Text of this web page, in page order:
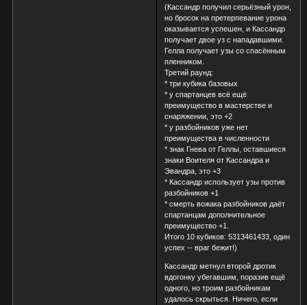
(Кассандр получил серьёзный урон,
но бросок на претерпевание урона
оказывается успешен, и Кассандр
получает двое уз с нападавшими.
Гелла получает узы со спасённым
пленником.
Третий раунд:
* три кубика базовых
* у спартанцев всё ещё
преимущество в мастерстве и
снаряжении, это +2
* у разбойников уже нет
преимущества в численности
* знак Гнева от Геллы, оставшиеся
знаки Воителя от Кассандра и
Эвандра, это +3
* Кассандр использует узы против
разбойников +1
* смерть вожака разбойников даёт
спартанцам дополнительное
преимущество +1.
Итого 10 кубиков: 5313461433, один
успех -- враг бежит!)
Кассандр метнул второй дротик
вдогонку убегавшим, поразив ещё
одного, но троим разбойникам
удалось скрыться. Ничего, если